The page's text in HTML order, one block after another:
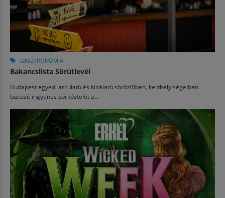
GASZTRONÓMIA
Bakancslista Sörútlevél
Budapest egyedi arculatú és kínálatú sörözőiben, kerthelyiségeiben
biztosít ingyenes sörkóstolót a...